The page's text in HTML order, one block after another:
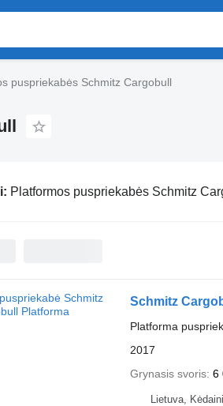
puspriekabės Schmitz Cargobull
Platformos puspriekabės Schmitz
Schmitz
Platforma
2017
Grynasis svoris 6
Lietuva,